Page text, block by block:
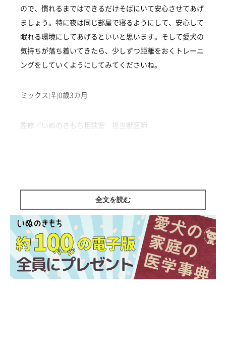
ので、慣れるまではできるだけそばにいて安心させてあげ
ましょう。特に夜は同じ部屋で寝るようにして、安心して
眠れる環境にしてあげるといいと思います。そして愛犬の
気持ちが落ち着いてきたら、少しずつ距離をおくトレーニ
ングをしていくようにしてみてくださいね。
ミックス|♀|0歳3カ月
監修／いぬのきもち相談室 担当獣医師
全文を読む